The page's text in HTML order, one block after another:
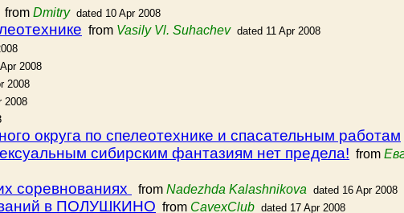
from Dmitry dated 10 Apr 2008
from Vasily Vl. Suhachev dated 11 Apr 2008
2008
2008
2008
округа по спелеотехнике и спасательным работам
сибирским фантазиям нет предела! from
соревнованиях from Nadezhda Kalashnikova dated 16 Apr 2008
в ПОЛУШКИНО from CavexClub dated 17 Apr 2008